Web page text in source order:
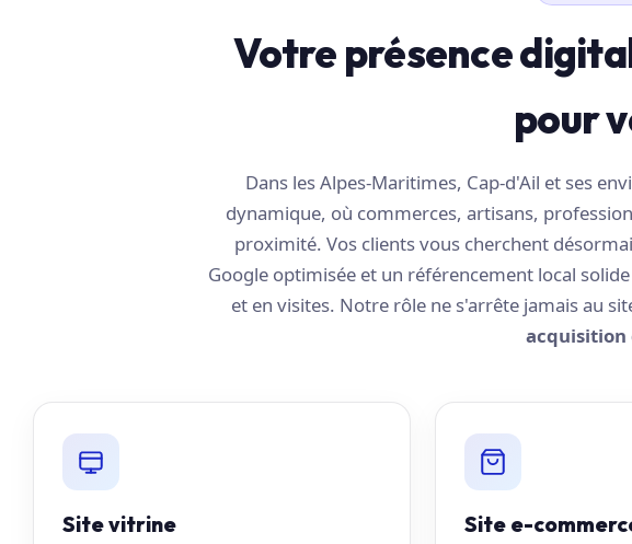
Votre présence
pour
Dans les Alpes-Maritimes, Cap-d'Ail et ses
dynamique, où commerces, artisans,
proximité. Vos clients vous cherchent
Google optimisée et un référencement local
et en visites. Notre rôle ne s'arrête jamais au
acquisition
Site vitrine Site e-